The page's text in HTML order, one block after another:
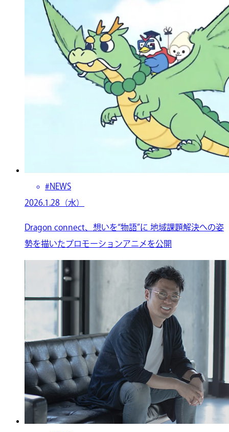
#NEWS
2026.1.28（水）
Dragon connect、想いを“物語”に 地域課題解決への姿
勢を描いたプロモーションアニメを公開